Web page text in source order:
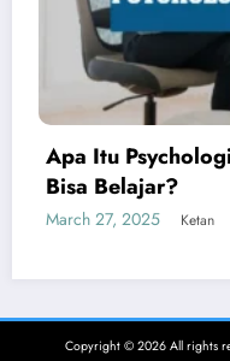
Hotteok Isi
Menggoda Lidah